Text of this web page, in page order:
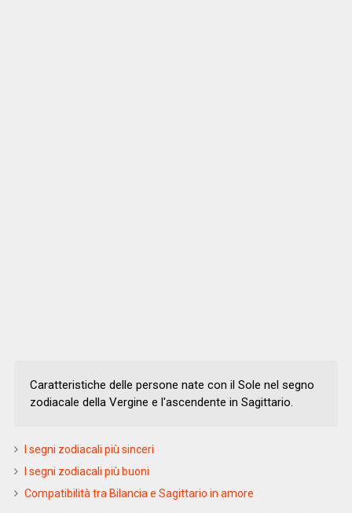
Caratteristiche delle persone nate con il Sole nel segno
zodiacale della Vergine e l'ascendente in Sagittario.
I segni zodiacali più sinceri
I segni zodiacali più buoni
Compatibilità tra Bilancia e Sagittario in amore